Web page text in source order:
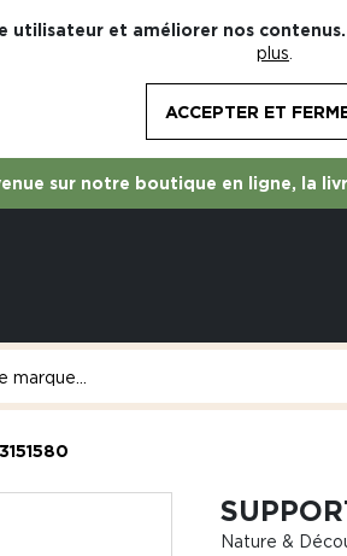
utilisateur et améliorer nos contenus.
plus
ACCEPTER ET
sur notre boutique en ligne, la
Nature &